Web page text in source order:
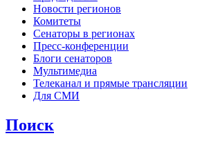
Новости регионов
Комитеты
Сенаторы в регионах
Пресс-конференции
Блоги сенаторов
Мультимедиа
Телеканал и прямые трансляции
Для СМИ
Поиск